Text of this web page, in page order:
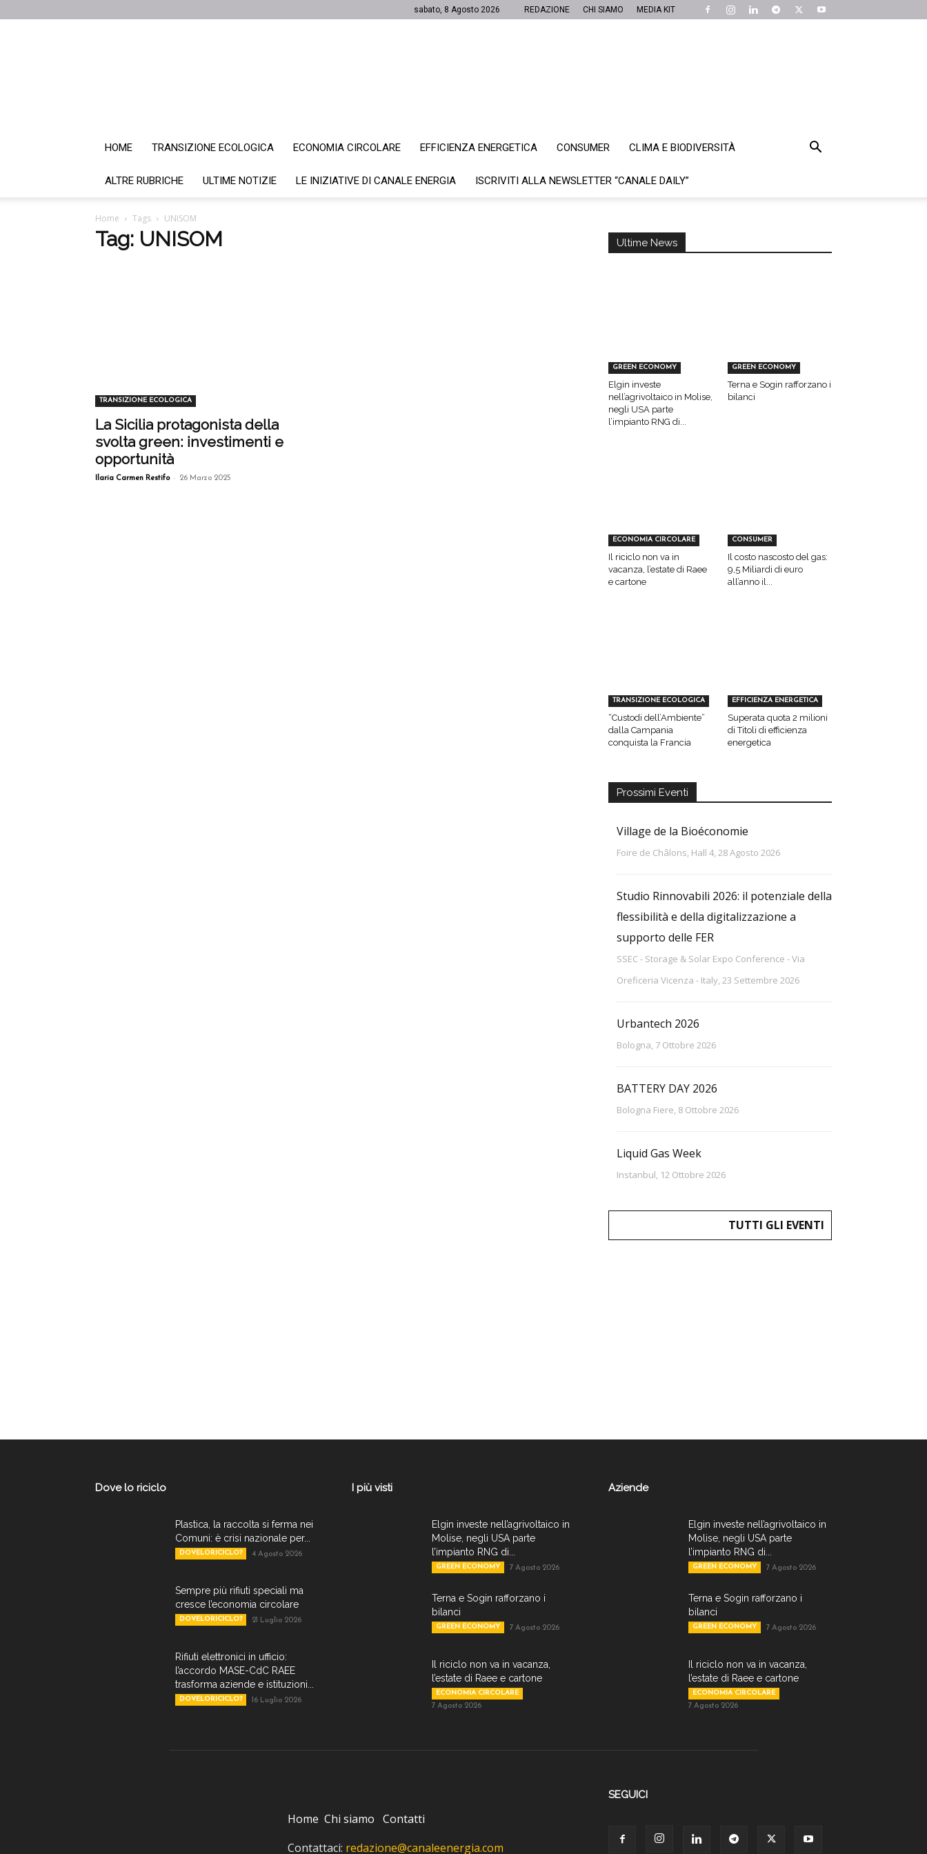
sabato, 8 Agosto 2026 REDAZIONE CHI SIAMO MEDIA KIT
HOME TRANSIZIONE ECOLOGICA ECONOMIA CIRCOLARE EFFICIENZA ENERGETICA CONSUMER CLIMA E BIODIVERSITÀ
ALTRE RUBRICHE ULTIME NOTIZIE LE INIZIATIVE DI CANALE ENERGIA ISCRIVITI ALLA NEWSLETTER “CANALE DAILY”
Home Tags UNISOM
Tag: UNISOM
TRANSIZIONE ECOLOGICA
La Sicilia protagonista della
svolta green: investimenti e
opportunità
Ilaria Carmen Restifo - 26 Marzo 2025
Ultime News
GREEN ECONOMY
Elgin investe
nell’agrivoltaico in Molise,
negli USA parte
l’impianto RNG di...
GREEN ECONOMY
Terna e Sogin rafforzano i
bilanci
ECONOMIA CIRCOLARE
Il riciclo non va in
vacanza, l’estate di Raee
e cartone
CONSUMER
Il costo nascosto del gas:
9,5 Miliardi di euro
all’anno il...
TRANSIZIONE ECOLOGICA
“Custodi dell’Ambiente”
dalla Campania
conquista la Francia
EFFICIENZA ENERGETICA
Superata quota 2 milioni
di Titoli di efficienza
energetica
Prossimi Eventi
Village de la Bioéconomie
Foire de Châlons, Hall 4, 28 Agosto 2026
Studio Rinnovabili 2026: il potenziale della
flessibilità e della digitalizzazione a
supporto delle FER
SSEC - Storage & Solar Expo Conference - Via
Oreficeria Vicenza - Italy, 23 Settembre 2026
Urbantech 2026
Bologna, 7 Ottobre 2026
BATTERY DAY 2026
Bologna Fiere, 8 Ottobre 2026
Liquid Gas Week
Instanbul, 12 Ottobre 2026
TUTTI GLI EVENTI
Dove lo riciclo
Plastica, la raccolta si ferma nei
Comuni: è crisi nazionale per...
DOVELORICICLO? 4 Agosto 2026
Sempre più rifiuti speciali ma
cresce l’economia circolare
DOVELORICICLO? 21 Luglio 2026
Rifiuti elettronici in ufficio:
l’accordo MASE-CdC RAEE
trasforma aziende e istituzioni...
DOVELORICICLO? 16 Luglio 2026
I più visti
Elgin investe nell’agrivoltaico in
Molise, negli USA parte
l’impianto RNG di...
GREEN ECONOMY 7 Agosto 2026
Terna e Sogin rafforzano i
bilanci
GREEN ECONOMY 7 Agosto 2026
Il riciclo non va in vacanza,
l’estate di Raee e cartone
ECONOMIA CIRCOLARE
7 Agosto 2026
Aziende
Elgin investe nell’agrivoltaico in
Molise, negli USA parte
l’impianto RNG di...
GREEN ECONOMY 7 Agosto 2026
Terna e Sogin rafforzano i
bilanci
GREEN ECONOMY 7 Agosto 2026
Il riciclo non va in vacanza,
l’estate di Raee e cartone
ECONOMIA CIRCOLARE
7 Agosto 2026
Home Chi siamo Contatti
Contattaci: redazione@canaleenergia.com
SEGUICI